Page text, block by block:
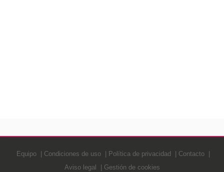
Equipo Condiciones de uso Política de privacidad
Contacto
Aviso legal
Gestión de cookies